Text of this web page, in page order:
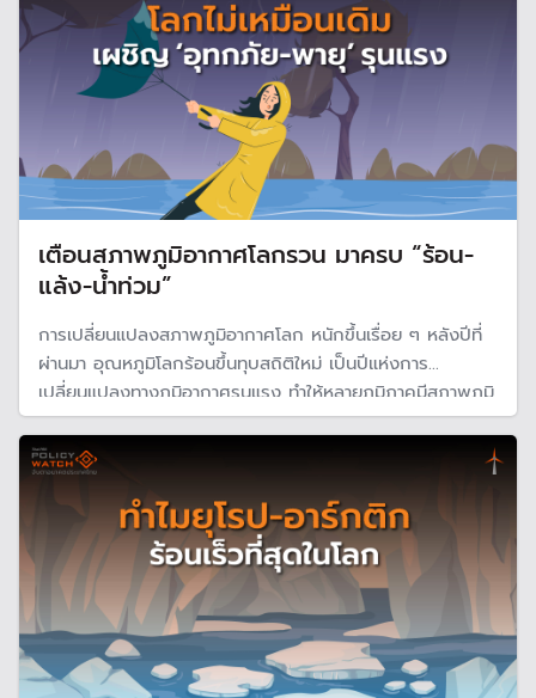
เตือนสภาพภูมิอากาศโลกรวน มาครบ “ร้อน-
แล้ง-น้ำท่วม”
การเปลี่ยนแปลงสภาพภูมิอากาศโลก หนักขึ้นเรื่อย ๆ หลังปีที่
ผ่านมา อุณหภูมิโลกร้อนขึ้นทุบสถิติใหม่ เป็นปีแห่งการ
เปลี่ยนแปลงทางภูมิอากาศรุนแรง ทำให้หลายภูมิภาคมีสภาพภูมิ
อากาศเปลี่ยนไป บางพื้นที่ร้อน บางแห่งแล้งหนัก แต่บาง
ภูมิภาคเผชิญกับฝนตกหนักและอุทกภัยครั้งใหญ่